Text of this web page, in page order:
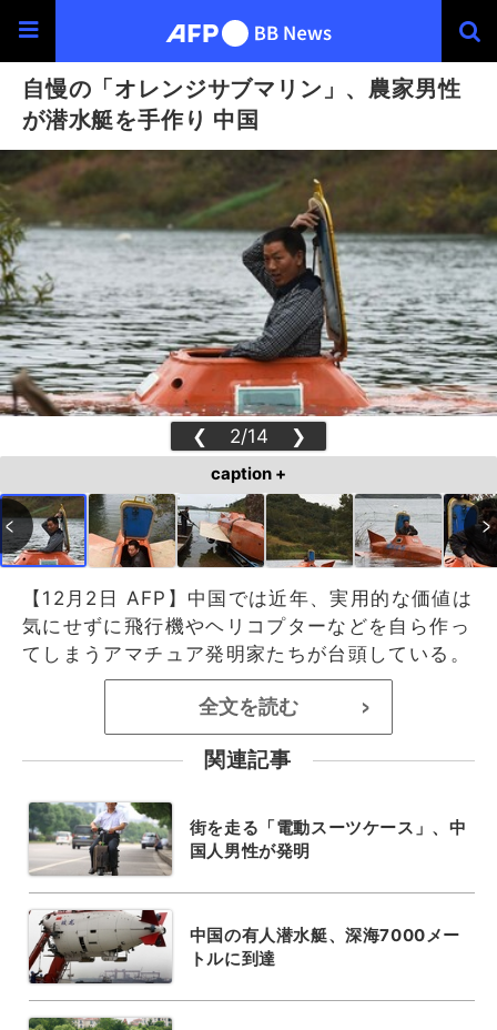
自慢の「オレンジサブマリン」、農家男性
が潜水艇を手作り 中国
❮ 2/14 ❯
caption +
【12月2日 AFP】中国では近年、実用的な価値は
気にせずに飛行機やヘリコプターなどを自ら作っ
てしまうアマチュア発明家たちが台頭している。
全文を読む >
関連記事
街を走る「電動スーツケース」、中
国人男性が発明
中国の有人潜水艇、深海7000メー
トルに到達